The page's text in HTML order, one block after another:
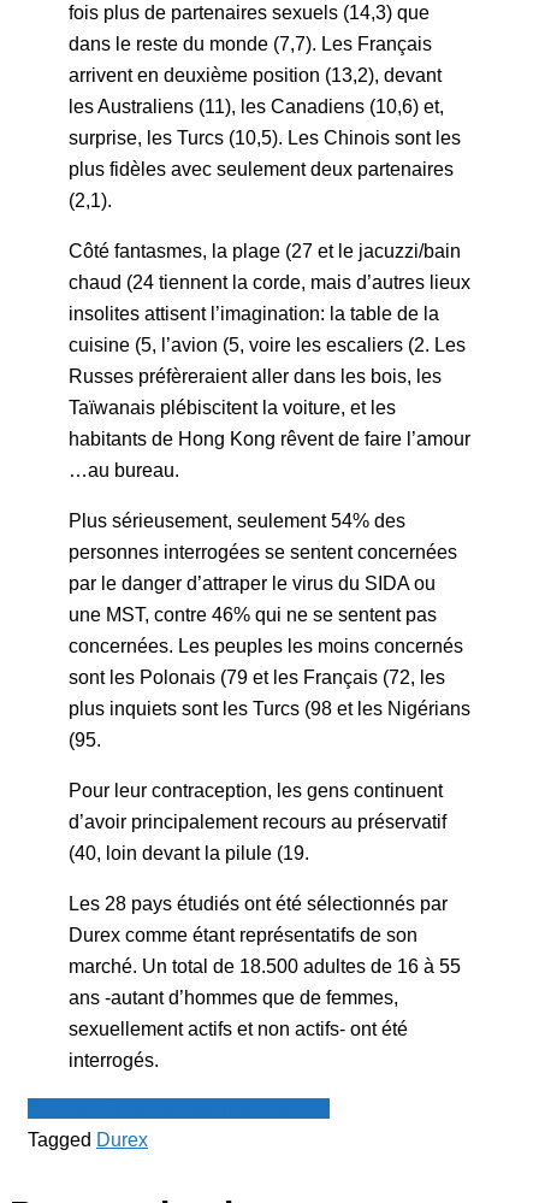
fois plus de partenaires sexuels (14,3) que
dans le reste du monde (7,7). Les Français
arrivent en deuxième position (13,2), devant
les Australiens (11), les Canadiens (10,6) et,
surprise, les Turcs (10,5). Les Chinois sont les
plus fidèles avec seulement deux partenaires
(2,1).
Côté fantasmes, la plage (27 et le jacuzzi/bain
chaud (24 tiennent la corde, mais d’autres lieux
insolites attisent l’imagination: la table de la
cuisine (5, l’avion (5, voire les escaliers (2. Les
Russes préfèreraient aller dans les bois, les
Taïwanais plébiscitent la voiture, et les
habitants de Hong Kong rêvent de faire l’amour
…au bureau.
Plus sérieusement, seulement 54% des
personnes interrogées se sentent concernées
par le danger d’attraper le virus du SIDA ou
une MST, contre 46% qui ne se sentent pas
concernées. Les peuples les moins concernés
sont les Polonais (79 et les Français (72, les
plus inquiets sont les Turcs (98 et les Nigérians
(95.
Pour leur contraception, les gens continuent
d’avoir principalement recours au préservatif
(40, loin devant la pilule (19.
Les 28 pays étudiés ont été sélectionnés par
Durex comme étant représentatifs de son
marché. Un total de 18.500 adultes de 16 à 55
ans -autant d’hommes que de femmes,
sexuellement actifs et non actifs- ont été
interrogés.
Tagged Durex